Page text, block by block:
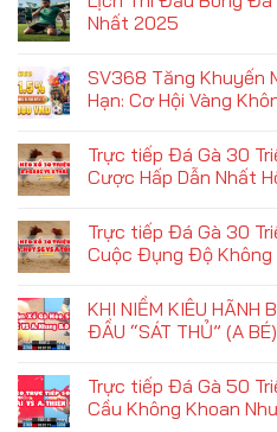
Nhất 2025
SV368 Tăng Khuyến
Hạn: Cơ Hội Vàng
Trực tiếp Đá Gà 30
Cược Hấp Dẫn Nhất
Trực tiếp Đá Gà 30
Cuộc Đụng Độ Không
KHI NIỀM KIÊU HÃNH
ĐẦU “SÁT THỦ” (A
Trực tiếp Đá Gà 50
Cầu Không Khoan